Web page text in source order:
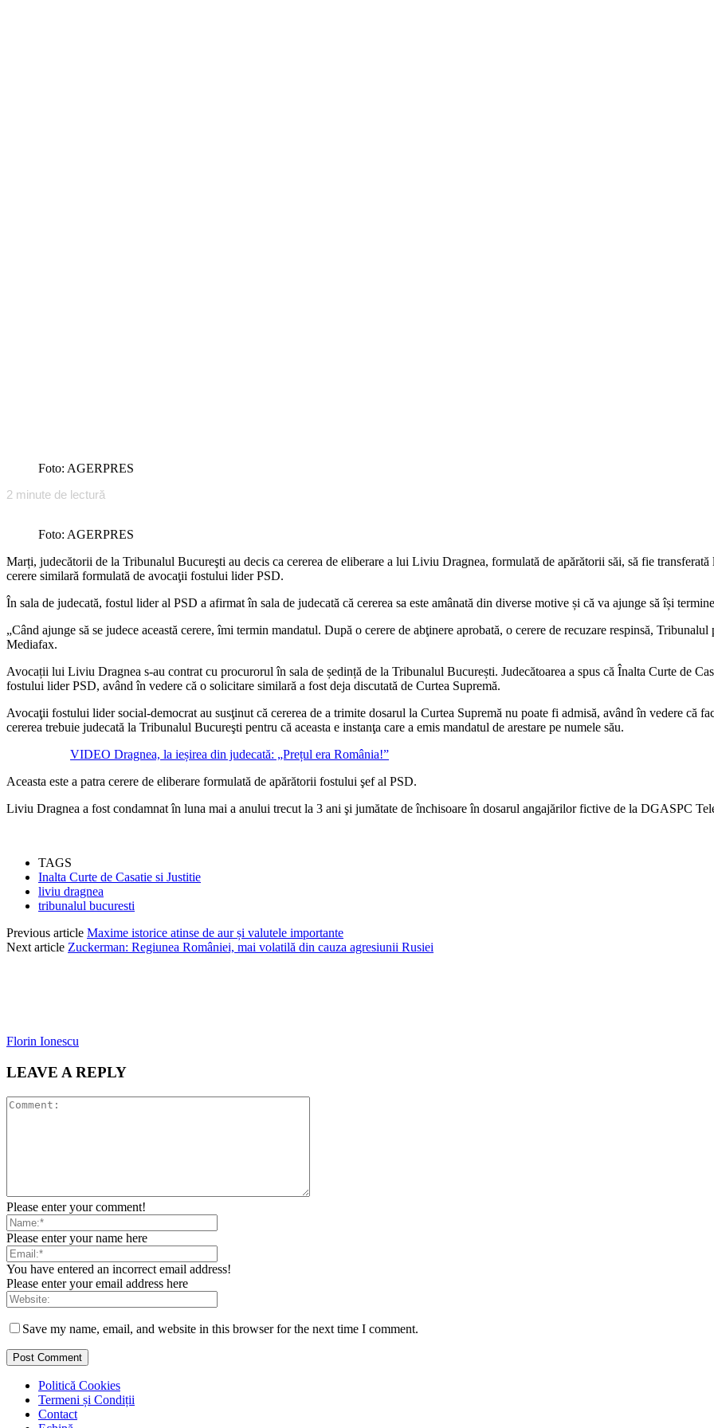
Foto: AGERPRES
2 minute de lectură
Foto: AGERPRES
Marți, judecătorii de la Tribunalul Bucureşti au decis ca cererea de eliberare a lui Liviu Dragnea, formulată de apărătorii săi, să fie
cerere similară formulată de avocaţii fostului lider PSD.
În sala de judecată, fostul lider al PSD a afirmat în sala de judecată că cererea sa este amânată din diverse motive și că va ajunge să își
„Când ajunge să se judece această cerere, îmi termin mandatul. După o cerere de abţinere aprobată, o cerere de recuzare respinsă,
Mediafax.
Avocații lui Liviu Dragnea s-au contrat cu procurorul în sala de ședință de la Tribunalul București. Judecătoarea a spus că Înalta Curte de
fostului lider PSD, având în vedere că o solicitare similară a fost deja discutată de Curtea Supremă.
Avocaţii fostului lider social-democrat au susţinut că cererea de a trimite dosarul la Curtea Supremă nu poate fi admisă, având în vedere că
cererea trebuie judecată la Tribunalul Bucureşti pentru că aceasta e instanţa care a emis mandatul de arestare pe numele său.
VIDEO Dragnea, la ieșirea din judecată: „Prețul era România!”
Aceasta este a patra cerere de eliberare formulată de apărătorii fostului şef al PSD.
Liviu Dragnea a fost condamnat în luna mai a anului trecut la 3 ani şi jumătate de închisoare în dosarul angajărilor fictive de la DGASPC
TAGS
Inalta Curte de Casatie si Justitie
liviu dragnea
tribunalul bucuresti
Previous article Maxime istorice atinse de aur și valutele importante
Next article Zuckerman: Regiunea României, mai volatilă din cauza agresiunii Rusiei
Florin Ionescu
LEAVE A REPLY
Please enter your comment!
Please enter your name here
You have entered an incorrect email address!
Please enter your email address here
Save my name, email, and website in this browser for the next time I comment.
Politică Cookies
Termeni și Condiții
Contact